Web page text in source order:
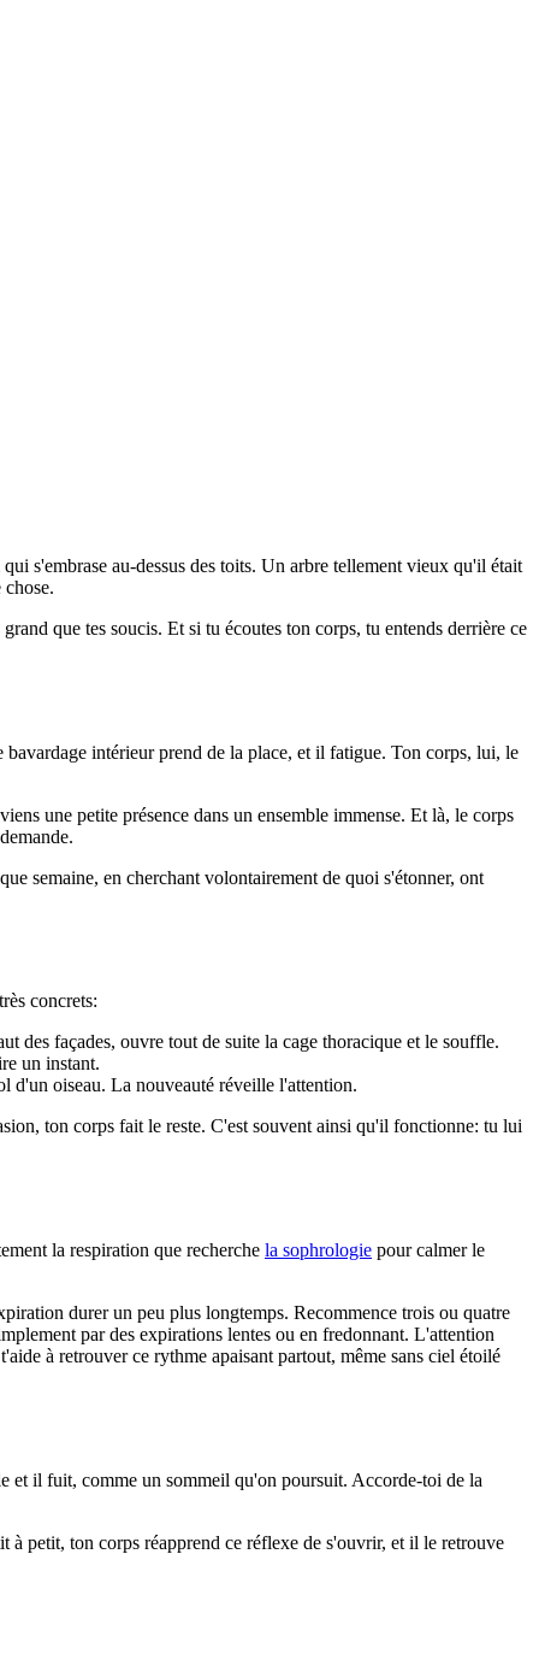
s'embrase au-dessus des toits. Un arbre tellement vieux qu'il était
que tes soucis. Et si tu écoutes ton corps, tu entends derrière ce
intérieur prend de la place, et il fatigue. Ton corps, lui, le
une petite présence dans un ensemble immense. Et là, le corps
semaine, en cherchant volontairement de quoi s'étonner, ont
concrets:
des façades, ouvre tout de suite la cage thoracique et le souffle.
un instant.
d'un oiseau. La nouveauté réveille l'attention.
ton corps fait le reste. C'est souvent ainsi qu'il fonctionne: tu lui
la respiration que recherche la sophrologie pour calmer le
durer un peu plus longtemps. Recommence trois ou quatre
par des expirations lentes ou en fredonnant. L'attention
t'aide à retrouver ce rythme apaisant partout, même sans ciel étoilé
et il fuit, comme un sommeil qu'on poursuit. Accorde-toi de la
à petit, ton corps réapprend ce réflexe de s'ouvrir, et il le retrouve